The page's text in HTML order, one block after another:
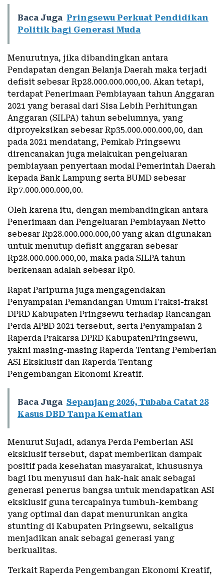
Baca Juga Pringsewu Perkuat Pendidikan
Politik bagi Generasi Muda
Menurutnya, jika dibandingkan antara
Pendapatan dengan Belanja Daerah maka terjadi
defisit sebesar Rp28.000.000.000,00. Akan tetapi,
terdapat Penerimaan Pembiayaan tahun Anggaran
2021 yang berasal dari Sisa Lebih Perhitungan
Anggaran (SILPA) tahun sebelumnya, yang
diproyeksikan sebesar Rp35.000.000.000,00, dan
pada 2021 mendatang, Pemkab Pringsewu
direncanakan juga melakukan pengeluaran
pembiayaan penyertaan modal Pemerintah Daerah
kepada Bank Lampung serta BUMD sebesar
Rp7.000.000.000,00.
Oleh karena itu, dengan membandingkan antara
Penerimaan dan Pengeluaran Pembiayaan Netto
sebesar Rp28.000.000.000,00 yang akan digunakan
untuk menutup defisit anggaran sebesar
Rp28.000.000.000,00, maka pada SILPA tahun
berkenaan adalah sebesar Rp0.
Rapat Paripurna juga mengagendakan
Penyampaian Pemandangan Umum Fraksi-fraksi
DPRD Kabupaten Pringsewu terhadap Rancangan
Perda APBD 2021 tersebut, serta Penyampaian 2
Raperda Prakarsa DPRD KabupatenPringsewu,
yakni masing-masing Raperda Tentang Pemberian
ASI Eksklusif dan Raperda Tentang
Pengembangan Ekonomi Kreatif.
Baca Juga Sepanjang 2026, Tubaba Catat 28
Kasus DBD Tanpa Kematian
Menurut Sujadi, adanya Perda Pemberian ASI
eksklusif tersebut, dapat memberikan dampak
positif pada kesehatan masyarakat, khususnya
bagi ibu menyusui dan hak-hak anak sebagai
generasi penerus bangsa untuk mendapatkan ASI
eksklusif guna tercapainya tumbuh-kembang
yang optimal dan dapat menurunkan angka
stunting di Kabupaten Pringsewu, sekaligus
menjadikan anak sebagai generasi yang
berkualitas.
Terkait Raperda Pengembangan Ekonomi Kreatif,